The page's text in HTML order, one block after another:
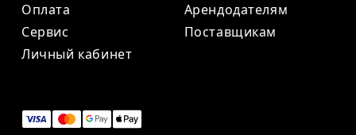
Оплата
Сервис
Личный кабинет
Арендодателям
Поставщикам